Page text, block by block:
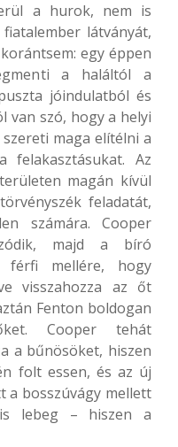
a hurok, nem is
látványát,
egy éppen
a haláltól a
jóindulatból és
van szó, hogy a helyi
maga elítélni a
felakasztásukat. Az
magán kívül
feladatát,
számára. Cooper
majd a bíró
férfi mellére, hogy
visszahozza az őt
Fenton boldogan
Cooper tehát
a bűnösöket, hiszen
folt essen, és az új
a bosszúvágy mellett
is lebeg – hiszen a